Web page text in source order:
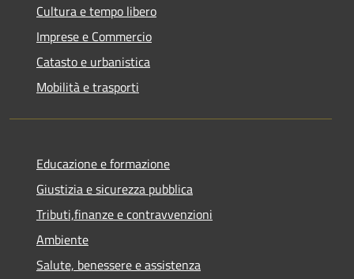
Cultura e tempo libero
Imprese e Commercio
Catasto e urbanistica
Mobilità e trasporti
Educazione e formazione
Giustizia e sicurezza pubblica
Tributi,finanze e contravvenzioni
Ambiente
Salute, benessere e assistenza